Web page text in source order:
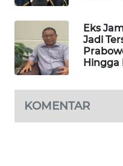
Eks
Jadi
Hingga
KOMENTAR
MEDAN
NEWS
METRO